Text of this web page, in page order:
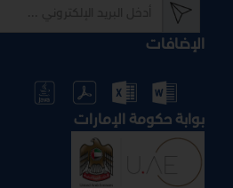
الإضافات
بوابة حكومة الإمارات